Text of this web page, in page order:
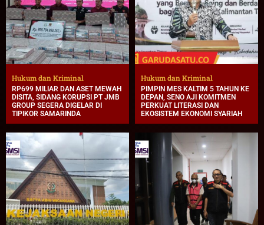
Hukum dan Kriminal
RP699 MILIAR DAN ASET MEWAH
DISITA, SIDANG KORUPSI PT JMB
GROUP SEGERA DIGELAR DI
TIPIKOR SAMARINDA
Hukum dan Kriminal
PIMPIN MES KALTIM 5 TAHUN KE
DEPAN, SENO AJI KOMITMEN
PERKUAT LITERASI DAN
EKOSISTEM EKONOMI SYARIAH